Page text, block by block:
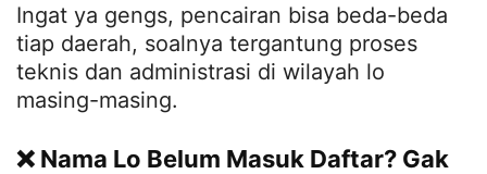
Ingat ya gengs, pencairan bisa beda-beda
tiap daerah, soalnya tergantung proses
teknis dan administrasi di wilayah lo
masing-masing.
❌ Nama Lo Belum Masuk Daftar? Gak